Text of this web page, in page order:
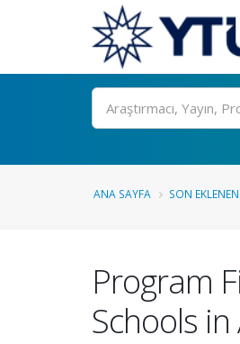
Ara
ANA SAYFA SON
Program
Schools